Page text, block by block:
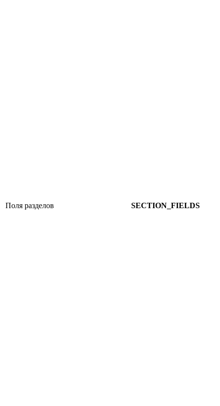
Поля разделов SECTION_FIELDS